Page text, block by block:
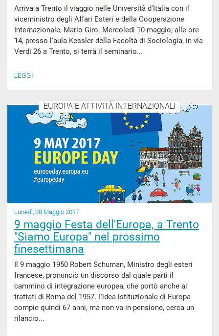
Arriva a Trento il viaggio nelle Università d'Italia con il
viceministro degli Affari Esteri e della Cooperazione
Internazionale, Mario Giro. Mercoledì 10 maggio, alle ore
14, presso l'aula Kessler della Facoltà di Sociologia, in via
Verdi 26 a Trento, si terrà il seminario...
LEGGI
EUROPA E ATTIVITÀ INTERNAZIONALI
Lunedì, 08 Maggio 2017
9 maggio Festa dell'Europa, a Trento
"Siamo Europa" nel prossimo
finesettimana
Il 9 maggio 1950 Robert Schuman, Ministro degli esteri
francese, pronunciò un discorso dal quale partì il
cammino di integrazione europea, che portò anche ai
trattati di Roma del 1957. L'idea istituzionale di Europa
compie quindi 67 anni, ma non va in pensione, cerca un
rilancio...